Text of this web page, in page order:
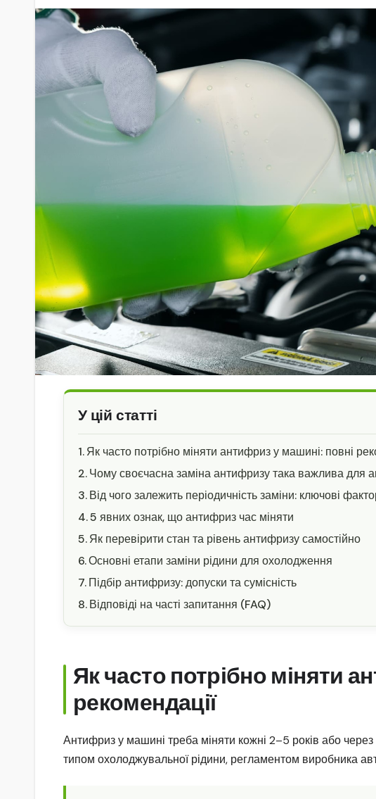
У цій статті
Як часто потрібно міняти антифриз у машині: повні
Чому своєчасна заміна антифризу така важлива для
Від чого залежить періодичність заміни: ключові
5 явних ознак, що антифриз час міняти
Як перевірити стан та рівень антифризу самостійно
Основні етапи заміни рідини для охолодження
Підбір антифризу: допуски та сумісність
Відповіді на часті запитання (FAQ)
Як часто потрібно міняти
рекомендації
Антифриз у машині треба міняти кожні 2–5 років або
типом охолоджувальної рідини, регламентом виробника